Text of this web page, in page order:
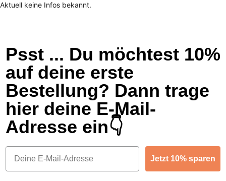
Aktuell keine Infos bekannt.
Psst ... Du möchtest 10%
auf deine erste
Bestellung? Dann trage
hier deine E-Mail-
Adresse ein👇
Email
Jetzt 10% sparen